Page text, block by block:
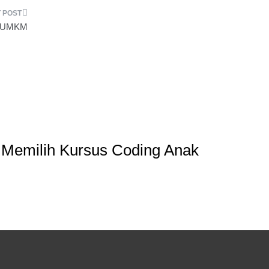
Kursus Coding Anak